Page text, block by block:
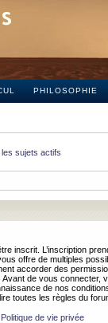
PHILOSOPHIE
les sujets actifs
inscrit. L’inscription
offre de multiples
accorder des
de vous connecter,
de nos
toutes les règles du
Politique de vie privée